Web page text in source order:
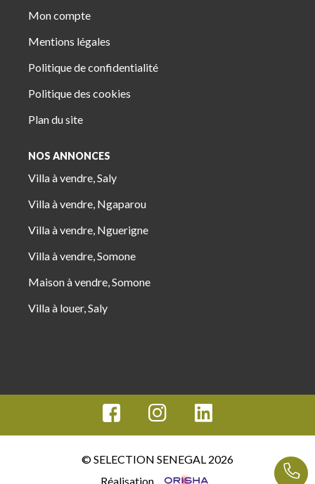
Mon compte
Mentions légales
Politique de confidentialité
Politique des cookies
Plan du site
NOS ANNONCES
Villa à vendre, Saly
Villa à vendre, Ngaparou
Villa à vendre, Nguerigne
Villa à vendre, Somone
Maison à vendre, Somone
Villa à louer, Saly
© SELECTION SENEGAL 2026
Réalisation